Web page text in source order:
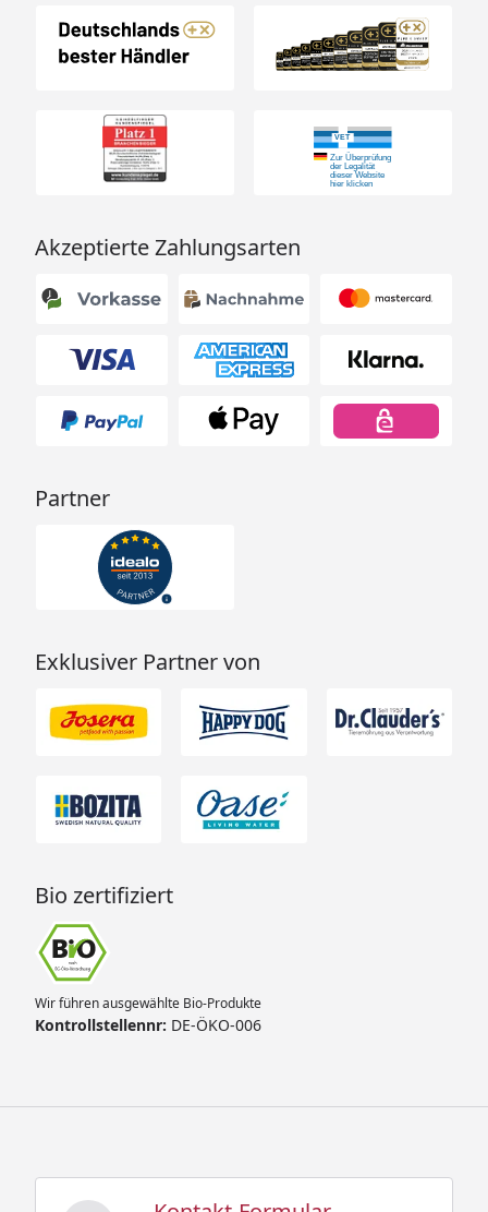
Akzeptierte Zahlungsarten
Partner
Exklusiver Partner von
Bio zertifiziert
Wir führen ausgewählte Bio-Produkte
Kontrollstellennr: DE-ÖKO-006